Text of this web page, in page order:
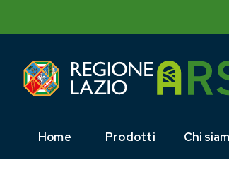
Home Prodotti Chi